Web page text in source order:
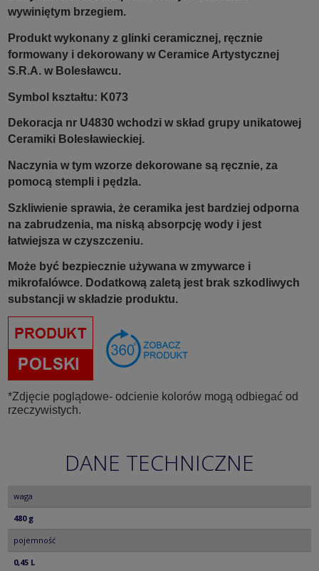
wywiniętym brzegiem.
Produkt wykonany z glinki ceramicznej, ręcznie
formowany i dekorowany w Ceramice Artystycznej
S.R.A. w Bolesławcu.
Symbol kształtu: K073
Dekoracja nr U4830 wchodzi w skład grupy unikatowej
Ceramiki Bolesławieckiej.
Naczynia w tym wzorze dekorowane są ręcznie, za
pomocą stempli i pędzla.
Szkliwienie sprawia, że ceramika jest bardziej odporna
na zabrudzenia, ma niską absorpcję wody i jest
łatwiejsza w czyszczeniu.
Może być bezpiecznie używana w zmywarce i
mikrofalówce. Dodatkową zaletą jest brak szkodliwych
substancji w składzie produktu.
*Zdjęcie poglądowe- odcienie kolorów mogą odbiegać od
rzeczywistych.
DANE TECHNICZNE
waga
480 g
pojemność
0,45 L